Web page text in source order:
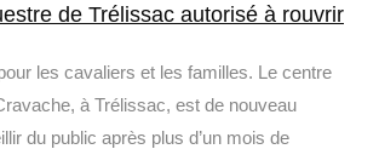
de Trélissac autorisé à rouvrir
les cavaliers et les familles. Le centre
à Trélissac, est de nouveau
du public après plus d’un mois de